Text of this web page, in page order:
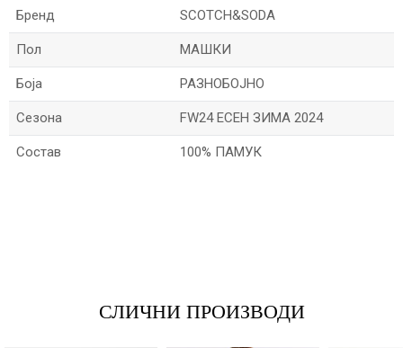
Бренд SCOTCH&SODA
Пол МАШКИ
Боја РАЗНОБОЈНО
Сезона FW24 ЕСЕН ЗИМА 2024
Состав 100% ПАМУК
СЛИЧНИ ПРОИЗВОДИ